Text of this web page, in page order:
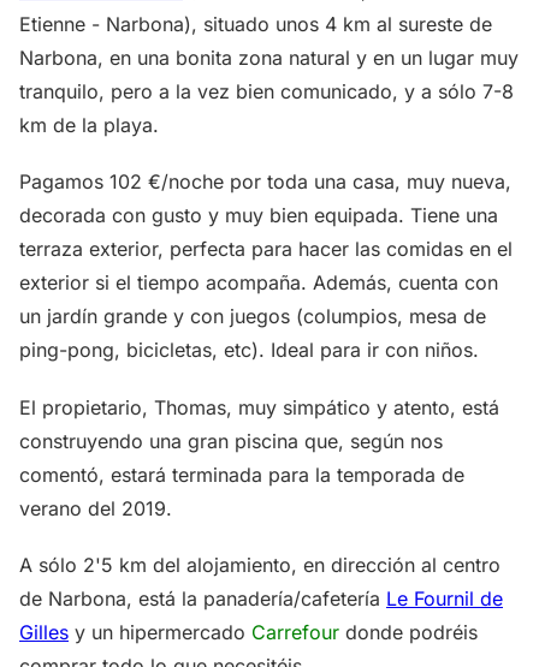
Etienne - Narbona), situado unos 4 km al sureste de
Narbona, en una bonita zona natural y en un lugar muy
tranquilo, pero a la vez bien comunicado, y a sólo 7-8
km de la playa.
Pagamos 102 €/noche por toda una casa, muy nueva,
decorada con gusto y muy bien equipada. Tiene una
terraza exterior, perfecta para hacer las comidas en el
exterior si el tiempo acompaña. Además, cuenta con
un jardín grande y con juegos (columpios, mesa de
ping-pong, bicicletas, etc). Ideal para ir con niños.
El propietario, Thomas, muy simpático y atento, está
construyendo una gran piscina que, según nos
comentó, estará terminada para la temporada de
verano del 2019.
A sólo 2'5 km del alojamiento, en dirección al centro
de Narbona, está la panadería/cafetería Le Fournil de
Gilles y un hipermercado Carrefour donde podréis